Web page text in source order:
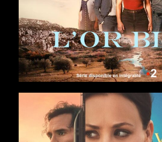
/Drame/Thriller
Valérie Karsenti, Marie Kremer, Samir
France, France Télévisions